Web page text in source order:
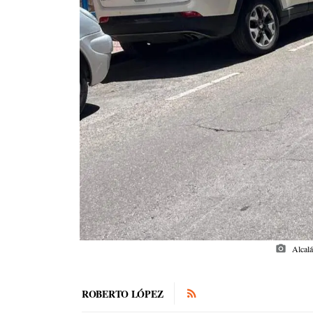
photo_camera
ROBERTO LÓPEZ